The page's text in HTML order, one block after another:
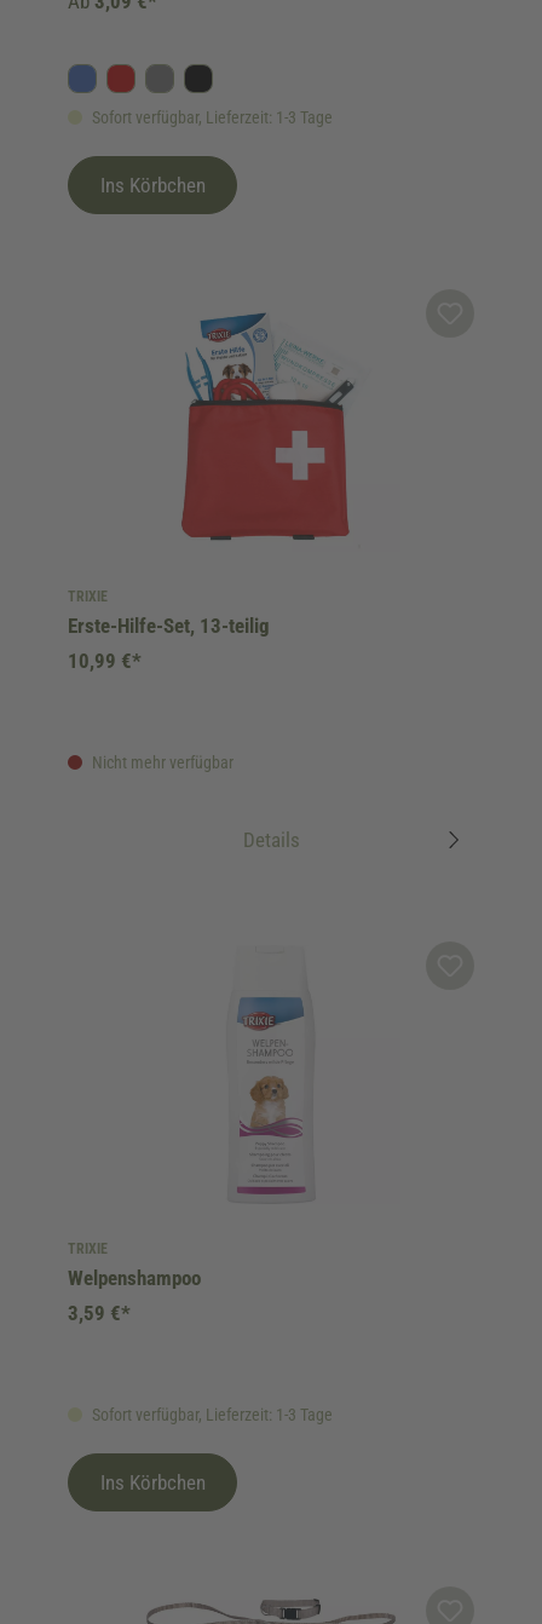
Sofort verfügbar, Lieferzeit: 1-3 Tage
BlauRot GrauSchwarz
Ins Körbchen
TRIXIE
Erste-Hilfe-Set, 13-teilig
Nicht mehr verfügbar
10,99 €*
Details
TRIXIE
Welpenshampoo
Sofort verfügbar, Lieferzeit: 1-3 Tage
3,59 €*
Ins Körbchen